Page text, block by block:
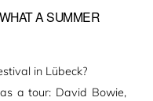
A SUMMER
in Lübeck?
a tour: David Bowie,